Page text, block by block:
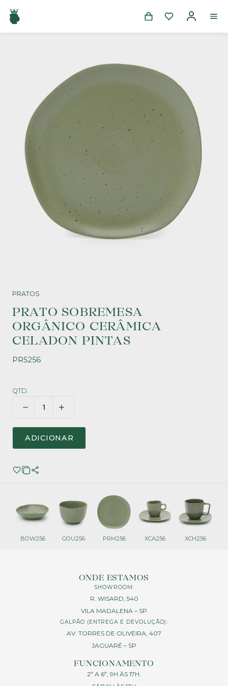
PRATOS
PRATO SOBREMESA
ORGÂNICO CERÂMICA
CELADON PINTAS
PRS256
QTD.
ADICIONAR
BOW256 GOU256 PRM256 XCA256 XCH256
ONDE ESTAMOS
SHOWROOM:
R. WISARD, 540
VILA MADALENA – SP
GALPÃO (ENTREGA E DEVOLUÇÃO):
AV. TORRES DE OLIVEIRA, 407
JAGUARÉ – SP
FUNCIONAMENTO
2ª A 6ª, 9H ÀS 17H.